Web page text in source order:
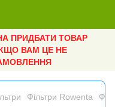
ПРИДБАТИ ТОВАР
ВАМ ЦЕ НЕ
Фільтри Rowenta